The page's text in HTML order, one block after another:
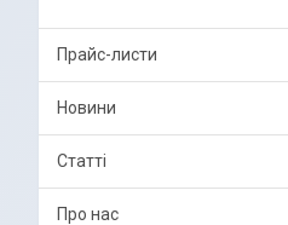
Прайс-листи
Новини
Статті
Про нас